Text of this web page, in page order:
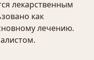
лекарственным
как
лечению.